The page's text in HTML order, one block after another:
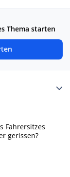
Thema starten
Fahrersitzes
gerissen?